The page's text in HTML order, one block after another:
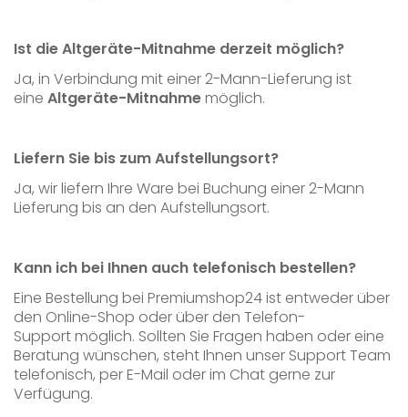
Ist die Altgeräte-Mitnahme derzeit möglich?
Ja, in Verbindung mit einer 2-Mann-Lieferung ist
eine Altgeräte-Mitnahmemöglich.
Liefern Sie bis zum Aufstellungsort?
Ja, wir liefern Ihre Ware bei Buchung einer 2-Mann
Lieferung bis an den Aufstellungsort.
Kann ich bei Ihnen auch telefonisch bestellen?
Eine Bestellung bei Premiumshop24 ist entweder über
den Online-Shop oder über den Telefon-
Support möglich. Sollten Sie Fragen haben oder eine
Beratung wünschen, steht Ihnen unser Support Team
telefonisch, per E-Mail oder im Chat gerne zur
Verfügung.